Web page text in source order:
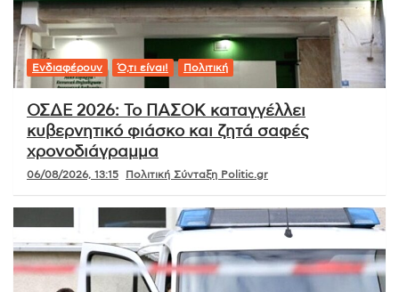
Ενδιαφέρουν Ό,τι είναι! Πολιτική
ΟΣΔΕ 2026: Το ΠΑΣΟΚ καταγγέλλει
κυβερνητικό φιάσκο και ζητά σαφές
χρονοδιάγραμμα
06/08/2026, 13:15 Πολιτική Σύνταξη Politic.gr